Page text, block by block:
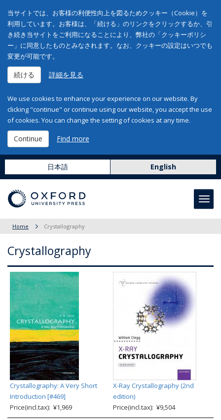
当サイトでは、お客様の利便性向上を図るためクッキー（Cookie）を
利用しています。お客様は、「続ける」のリンクをクリックするか、引
き続き当サイトをご利用になることにより、弊社の「クッキーポリシ
ー」に同意したものとみなされます。なお、クッキーの設定はいつでも
変更が可能です。
続ける 詳細を見る
We use cookies to enhance your experience on our website. By
clicking "continue" or continue using our website, you accept the use
of cookies. You can change the setting of cookies at any time.
Continue Find more
日本語 English
Home Crystallography
Crystallography
Crystallography: A Very Short
Introduction [#469]
Price(incl.tax): ¥1,969
X-Ray Crystallography (2nd
edition)
Price(incl.tax): ¥9,504